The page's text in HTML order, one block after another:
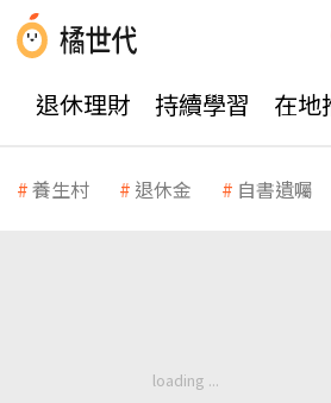
退休理財 持續學習 在地
養生村 退休金 自書遺囑